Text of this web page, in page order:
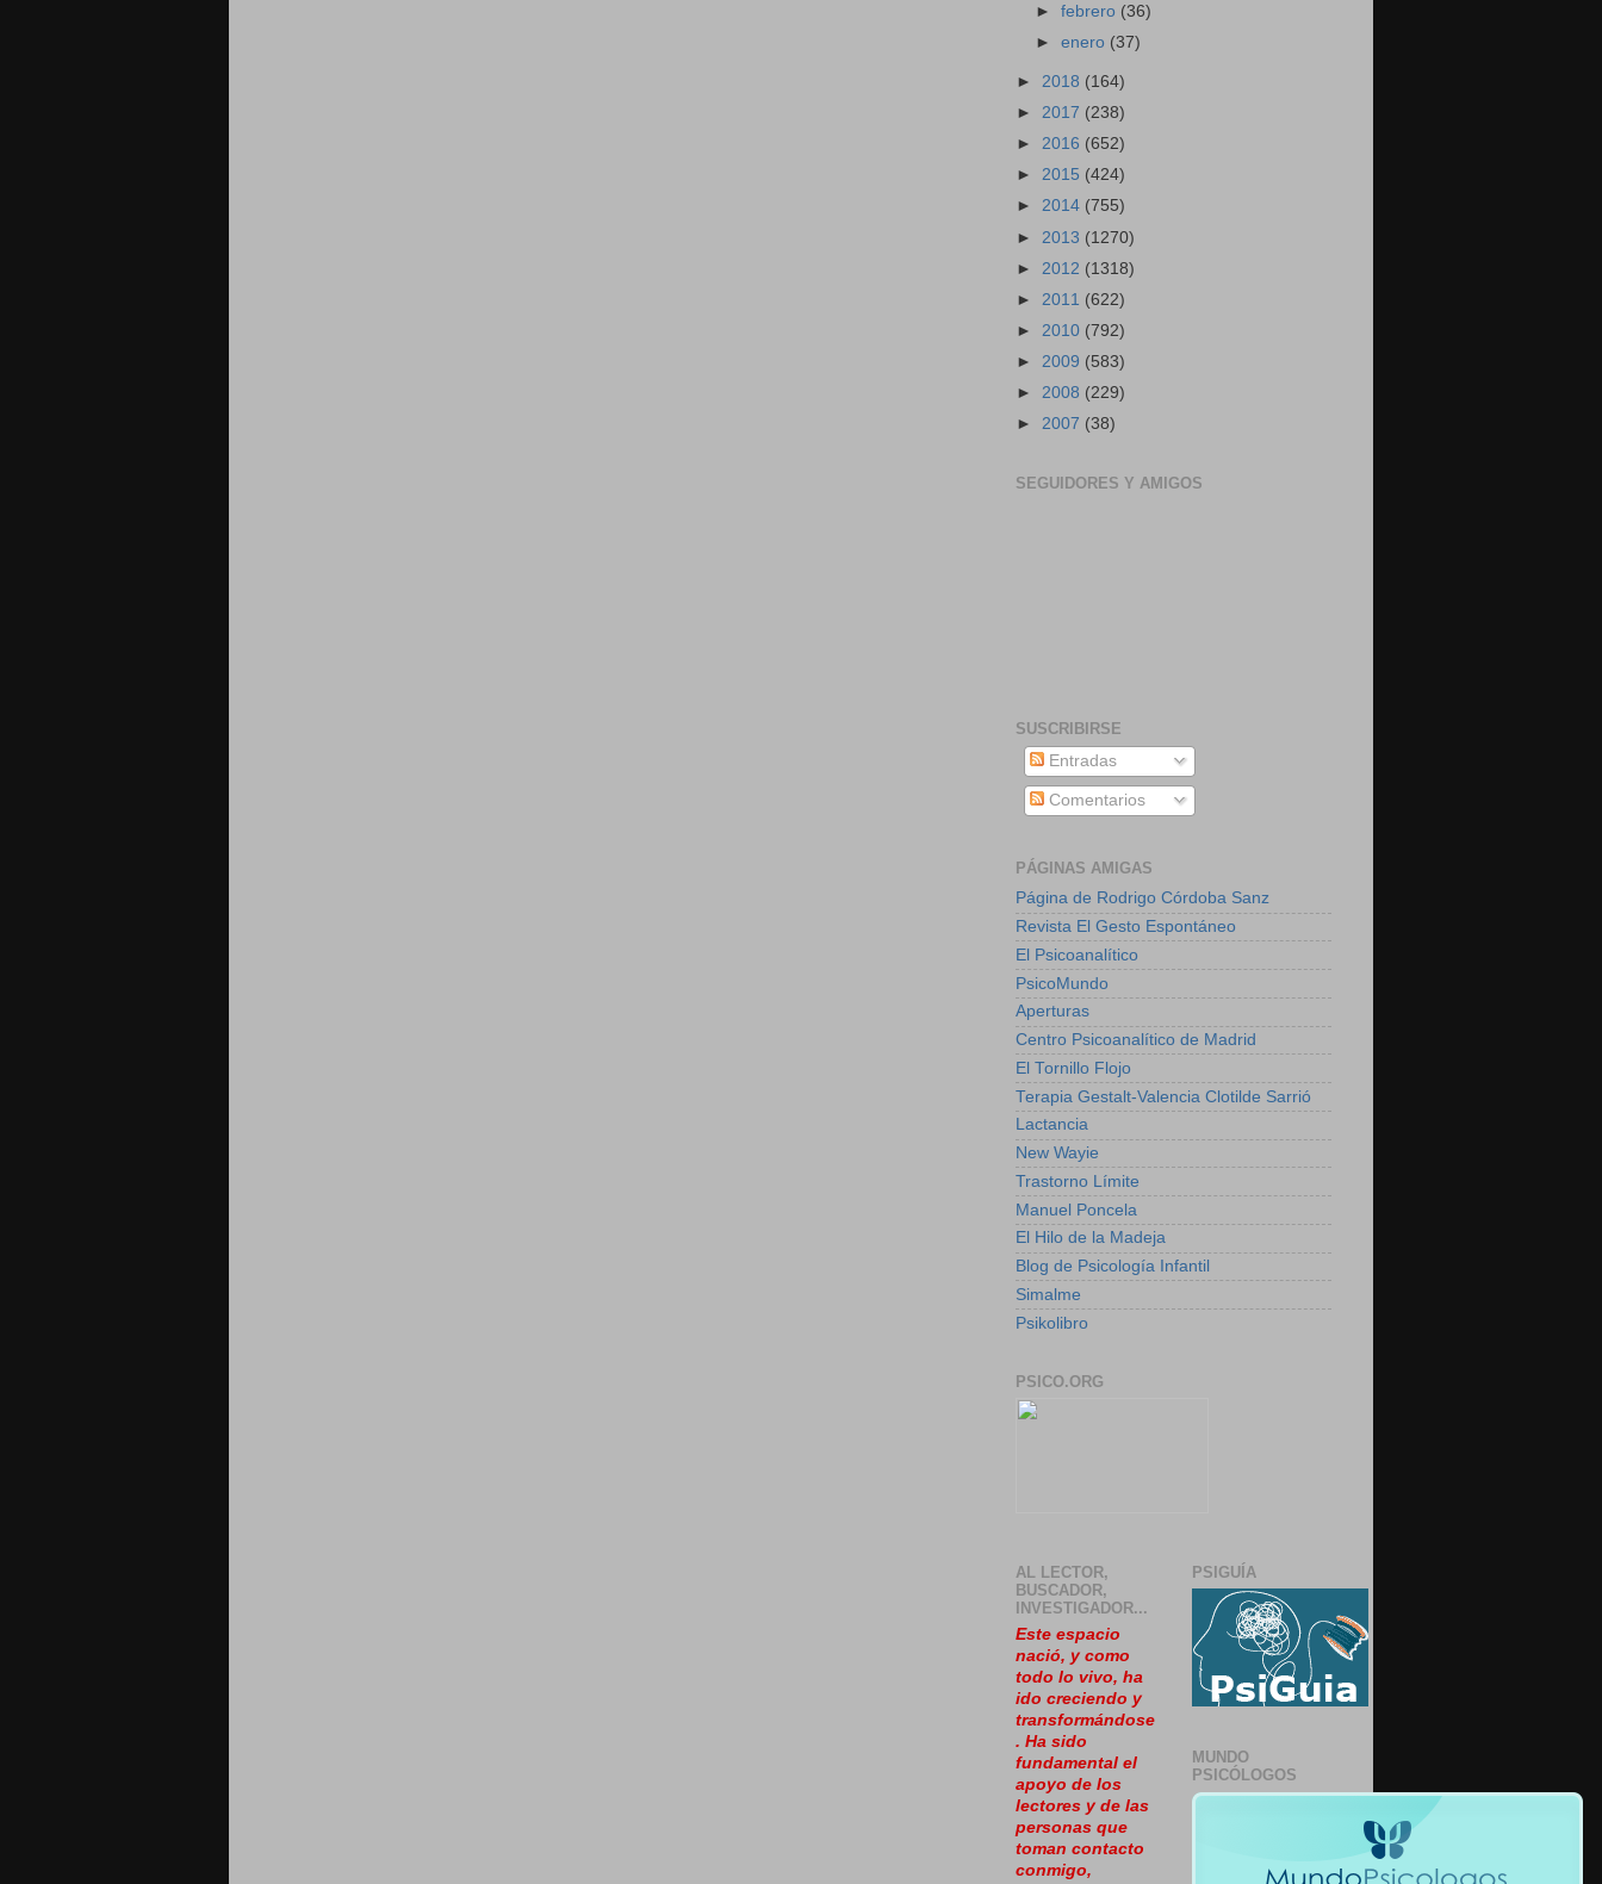
►febrero (36)
►enero (37)
► 2018 (164)
► 2017 (238)
► 2016 (652)
► 2015 (424)
► 2014 (755)
► 2013 (1270)
► 2012 (1318)
► 2011 (622)
► 2010 (792)
► 2009 (583)
► 2008 (229)
► 2007 (38)
SEGUIDORES Y AMIGOS
SUSCRIBIRSE
Entradas
Comentarios
PÁGINAS AMIGAS
Página de Rodrigo Córdoba Sanz
Revista El Gesto Espontáneo
El Psicoanalítico
PsicoMundo
Aperturas
Centro Psicoanalítico de Madrid
El Tornillo Flojo
Terapia Gestalt-Valencia Clotilde Sarrió
Lactancia
New Wayie
Trastorno Límite
Manuel Poncela
El Hilo de la Madeja
Blog de Psicología Infantil
Simalme
Psikolibro
PSICO.ORG
AL LECTOR,
BUSCADOR,
INVESTIGADOR...
Este espacio
nació, y como
todo lo vivo, ha
ido creciendo y
transformándose
. Ha sido
fundamental el
apoyo de los
lectores y de las
personas que
toman contacto
conmigo,
PSIGUÍA
MUNDO
PSICÓLOGOS